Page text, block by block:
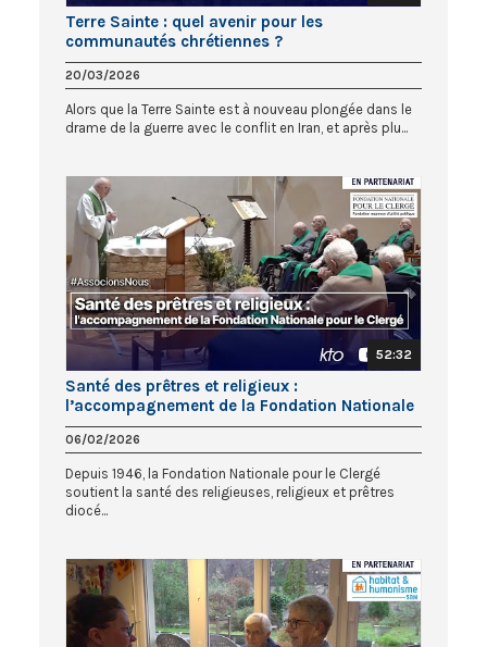
Terre Sainte : quel avenir pour les
communautés chrétiennes ?
20/03/2026
Alors que la Terre Sainte est à nouveau plongée dans le
drame de la guerre avec le conflit en Iran, et après plu...
52:32
Santé des prêtres et religieux :
l’accompagnement de la Fondation Nationale
pour le Clergé
06/02/2026
Depuis 1946, la Fondation Nationale pour le Clergé
soutient la santé des religieuses, religieux et prêtres
diocé...